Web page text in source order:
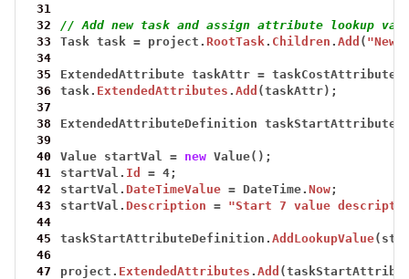
31
32
// Add new task and assign attribute lookup
33
Task task = project.RootTask . Children .Add ( "New
34
35
ExtendedAttribute taskAttr =
36
task. ExtendedAttributes .Add (taskAttr);
37
38
ExtendedAttributeDefinition
39
40
Value startVal = new Value();
41
startVal. Id = 4;
42
startVal.DateTimeValue = DateTime.Now;
43
startVal.Description = "Start 7 value
44
45
taskStartAttributeDefinition.AddLookupValue
46
47
project. ExtendedAttributes .Add